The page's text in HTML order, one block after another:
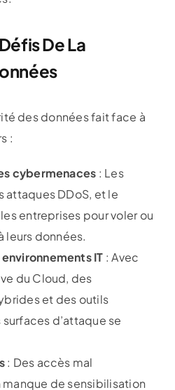
De La
des données fait face à
:
cybermenaces : Les
attaques DDoS, et le
entreprises pour voler ou
leurs données.
IT : Avec
du Cloud, des
et des outils
d’attaque se
: Des accès mal
manque de sensibilisation